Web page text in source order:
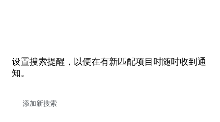
设置搜索提醒，以便在有新匹配项目时随时收到通
知。